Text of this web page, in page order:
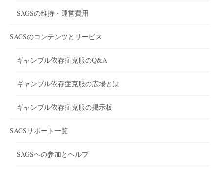
SAGSの維持・運営費用
SAGSのコンテンツとサービス
ギャンブル依存症克服のQ&A
ギャンブル依存症克服の広場とは
ギャンブル依存症克服の掲示板
SAGSサポート一覧
SAGSへの参加とヘルプ